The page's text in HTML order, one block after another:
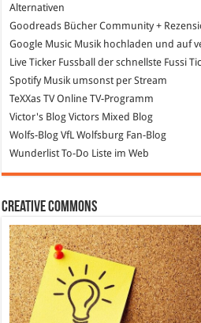
Alternativen
Goodreads Bücher Community +
Google Music Musik hochladen und auf
Live Ticker Fussball
der schnellste Fussi
SpotifyMusik umsonst per Stream
TeXXas TVOnline TV-Programm
Victor's Blog Victors Mixed Blog
Wolfs-Blog VfL Wolfsburg Fan-Blog
Wunderlist To-Do Liste im Web
Creative Commons